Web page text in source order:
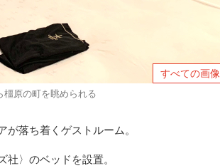
すべての画像
橿原の町を眺められる
落ち着くゲストルーム。
〉のベッドを設置。